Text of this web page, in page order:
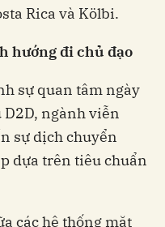
Rica và Kölbi.
hướng đi chủ đạo
sự quan tâm ngày
ngành viễn
sự dịch chuyển
dựa trên tiêu chuẩn
các hệ thống mặt